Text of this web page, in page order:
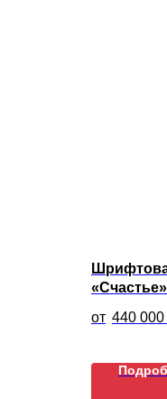
«Счастье»
440 000